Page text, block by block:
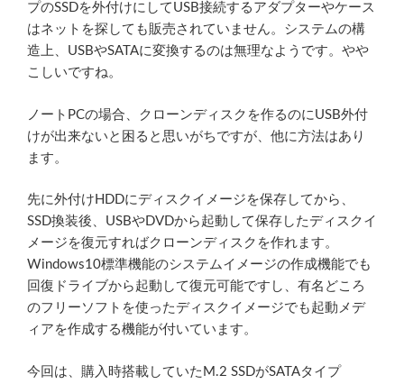
プのSSDを外付けにしてUSB接続するアダプターやケース
はネットを探しても販売されていません。システムの構
造上、USBやSATAに変換するのは無理なようです。やや
こしいですね。
ノートPCの場合、クローンディスクを作るのにUSB外付
けが出来ないと困ると思いがちですが、他に方法はあり
ます。
先に外付けHDDにディスクイメージを保存してから、
SSD換装後、USBやDVDから起動して保存したディスクイ
メージを復元すればクローンディスクを作れます。
Windows10標準機能のシステムイメージの作成機能でも
回復ドライブから起動して復元可能ですし、有名どころ
のフリーソフトを使ったディスクイメージでも起動メデ
ィアを作成する機能が付いています。
今回は、購入時搭載していたM.2 SSDがSATAタイプ